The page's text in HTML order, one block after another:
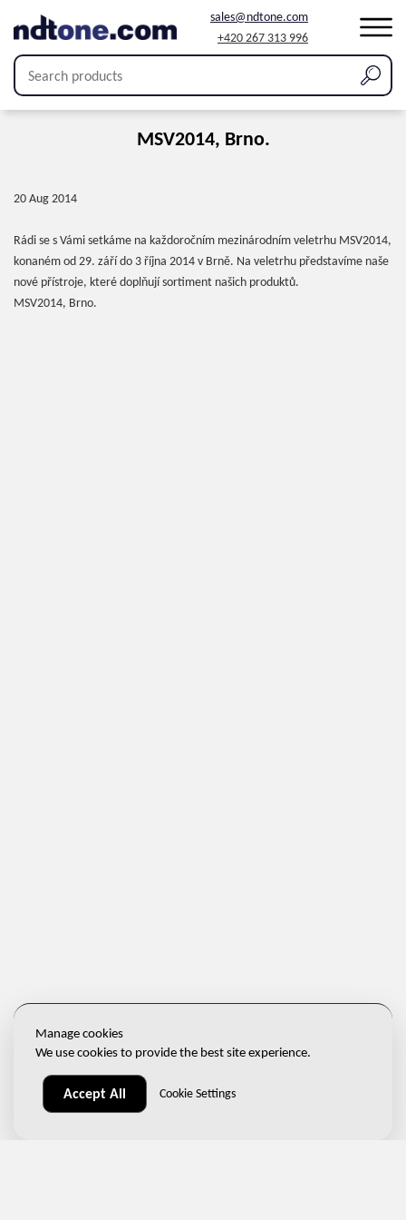
sales@ndtone.com
+420 267 313 996
MSV2014, Brno.
20 Aug 2014
Rádi se s Vámi setkáme na každoročním mezinárodním veletrhu MSV2014,
konaném od 29. září do 3 října 2014 v Brně. Na veletrhu představíme naše
nové přístroje, které doplňují sortiment našich produktů.
MSV2014, Brno.
Manage cookies
We use cookies to provide the best site experience.
Accept All Cookie Settings